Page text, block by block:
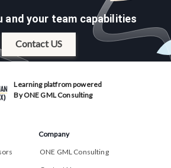
and your team capabilities
Contact US
Learning platfrom powered
By ONE GML Consulting
Company
ONE GML Consulting